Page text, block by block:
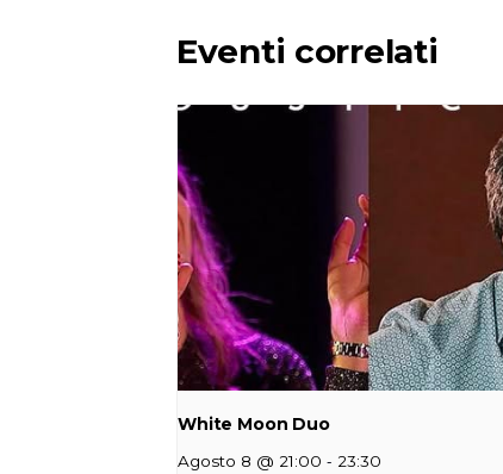
Eventi correlati
White Moon Duo
Agosto 8 @ 21:00 - 23:30